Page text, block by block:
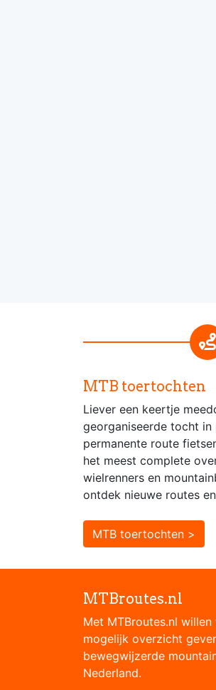
MTB toertochten
Liever een keertje
georganiseerde tocht in
permanente route
het meest complete
wielrenners en
ontdek nieuwe routes
MTB toertochten >
MTBroutes.nl
Met MTBroutes.nl
mogelijk overzicht
bewegwijzerde
Nederland.